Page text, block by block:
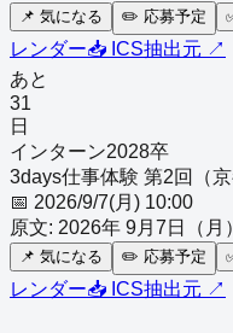
📌 気になる ✏️ 応募予定
レンダー📥 ICS抽出元 ↗
あと
31
日
インターン2028卒
3days仕事体験 第2回（京
📅 2026/9/7(月) 10:00
原文: 2026年 9月7日（月
📌 気になる ✏️ 応募予定
レンダー📥 ICS抽出元 ↗